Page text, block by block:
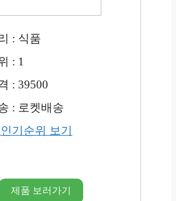
: 식품
: 1
: 39500
: 로켓배송
기순위 보기
제품 보러가기